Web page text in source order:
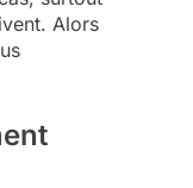
Alors